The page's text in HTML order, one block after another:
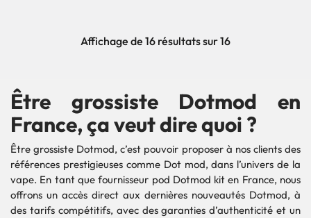
Affichage de 16 résultats sur 16
Être grossiste Dotmod en
France, ça veut dire quoi ?
Être grossiste Dotmod, c’est pouvoir proposer à nos clients des
références prestigieuses comme Dot mod, dans l’univers de la
vape. En tant que fournisseur pod Dotmod kit en France, nous
offrons un accès direct aux dernières nouveautés Dotmod, à
des tarifs compétitifs, avec des garanties d’authenticité et un